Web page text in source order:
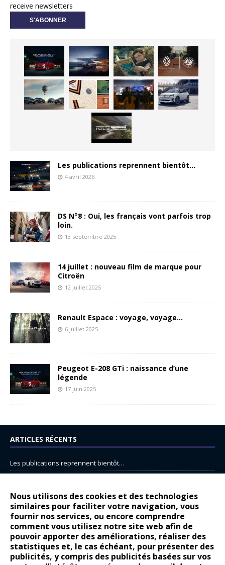
Nous utilisons des cookies et des technologies
similaires pour faciliter votre navigation, vous
fournir nos services, ou encore comprendre
comment vous utilisez notre site web afin de
pouvoir apporter des améliorations, réaliser des
statistiques et, le cas échéant, pour présenter des
publicités, y compris des publicités basées sur vos
receive newsletters
Les publications reprennent bientôt…
4 avril 2026
DS N°8 : Oui, les français vont parfois trop
loin.
13 septembre 2025
14 juillet : nouveau film de marque pour
Citroën
12 juillet 2025
Renault Espace : voyage, voyage…
6 juillet 2025
Peugeot E-208 GTi : naissance d’une
légende
17 juin 2025
ARTICLES RÉCENTS
Les publications reprennent bientôt…
14 juillet : nouveau film de marque pour Citroën
Renault Espace : voyage, voyage…
Peugeot E-208 GTi : naissance d’une légende
COMMENTAIRES RÉCENTS